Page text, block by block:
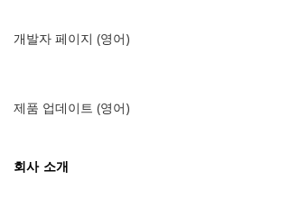
개발자 페이지 (영어)
제품 업데이트 (영어)
회사 소개